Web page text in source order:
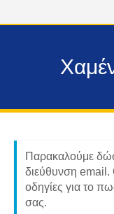
Παρακαλούμε
διεύθυνση email.
οδηγίες για το
σας.